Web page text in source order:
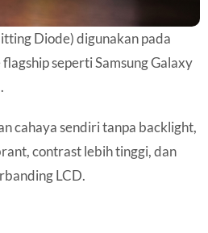
Diode) digunakan pada
seperti Samsung Galaxy
cahaya sendiri tanpa backlight,
contrast lebih tinggi, dan
LCD.